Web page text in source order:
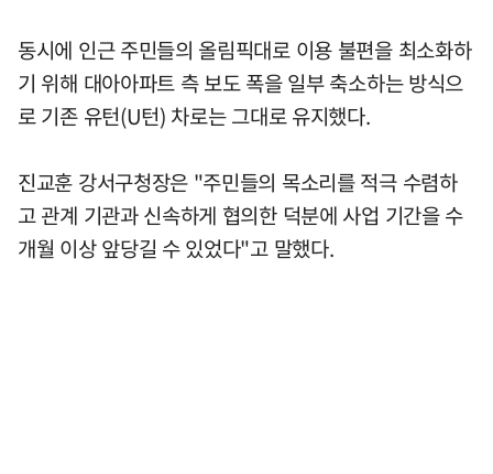
동시에 인근 주민들의 올림픽대로 이용 불편을 최소화하
기 위해 대아아파트 측 보도 폭을 일부 축소하는 방식으
로 기존 유턴(U턴) 차로는 그대로 유지했다.
진교훈 강서구청장은 "주민들의 목소리를 적극 수렴하
고 관계 기관과 신속하게 협의한 덕분에 사업 기간을 수
개월 이상 앞당길 수 있었다"고 말했다.